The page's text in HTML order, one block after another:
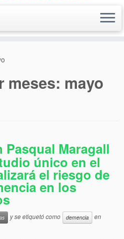
meses: mayo
Pasqual Maragall
único en el
el riesgo de
en los
y se etiquetó como demencia
en